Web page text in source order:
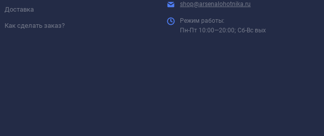
Доставка
Как сделать заказ?
shop@arsenalohotnika.ru
Режим работы:
Пн-Пт 10:00—20:00; Сб-Вс вых